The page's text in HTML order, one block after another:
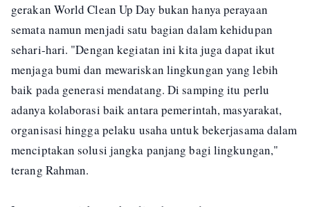
gerakan World Clean Up Day bukan hanya perayaan
semata namun menjadi satu bagian dalam kehidupan
sehari-hari. "Dengan kegiatan ini kita juga dapat ikut
menjaga bumi dan mewariskan lingkungan yang lebih
baik pada generasi mendatang. Di samping itu perlu
adanya kolaborasi baik antara pemerintah, masyarakat,
organisasi hingga pelaku usaha untuk bekerjasama dalam
menciptakan solusi jangka panjang bagi lingkungan,"
terang Rahman.